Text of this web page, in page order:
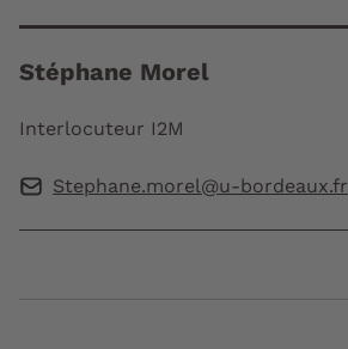
Stéphane Morel
Interlocuteur I2M
Stephane.morel@u-bordeaux.fr